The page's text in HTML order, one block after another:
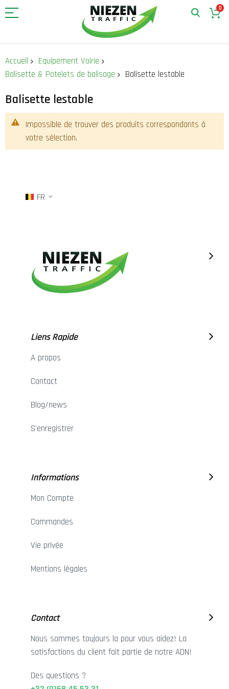
0
contenu
Accueil
Equipement Voirie
Balisette & Potelets de balisage
Balisette lestable
Balisette lestable
Impossible de trouver des produits correspondants à
votre sélection.
FR
Liens Rapide
A propos
Contact
Blog/news
S'enregistrer
Informations
Mon Compte
Commandes
Vie privée
Mentions légales
Contact
Nous sommes toujours la pour vous aidez! La
satisfactions du client fait partie de notre ADN!
Des questions ?